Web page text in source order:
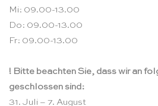
Mi: 09.00-13.00
Do: 09.00-13.00
Fr: 09.00-13.00
! Bitte beachten Sie, dass wir an
geschlossen sind:
31. Juli – 7. August